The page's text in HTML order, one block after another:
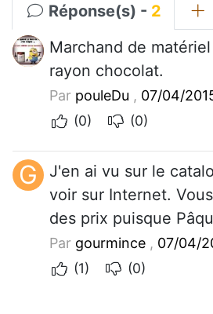
Réponse(s) - 2
Marchand de
rayon chocolat.
Par pouleDu , 07/04/
(0)
(0)
G
J'en ai vu sur le
voir sur Internet.
des prix puisque
Par gourmince , 07/04/
(1)
(0)